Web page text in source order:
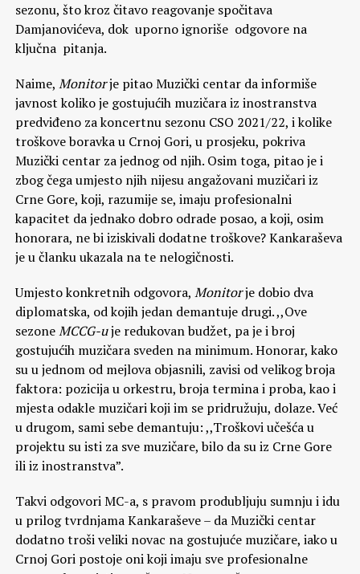
sezonu, što kroz čitavo reagovanje spočitava
Damjanovićeva, dok uporno ignoriše odgovore na
ključna pitanja.
Naime, Monitorje pitao Muzički centar da informiše
javnost koliko je gostujućih muzičara iz inostranstva
predviđeno za koncertnu sezonu CSO 2021/22, i kolike
troškove boravka u Crnoj Gori, u prosjeku, pokriva
Muzički centar za jednog od njih. Osim toga, pitao je i
zbog čega umjesto njih nijesu angažovani muzičari iz
Crne Gore, koji, razumije se, imaju profesionalni
kapacitet da jednako dobro odrade posao, a koji, osim
honorara, ne bi iziskivali dodatne troškove? Kankaraševa
je u članku ukazala na te nelogičnosti.
Umjesto konkretnih odgovora, Monitorje dobio dva
diplomatska, od kojih jedan demantuje drugi. ,,Ove
sezoneMCCG-uje redukovan budžet, pa je i broj
gostujućih muzičara sveden na minimum. Honorar, kako
su u jednom od mejlova objasnili, zavisi od velikog broja
faktora: pozicija u orkestru, broja termina i proba, kao i
mjesta odakle muzičari koji im se pridružuju, dolaze. Već
u drugom, sami sebe demantuju: ,,Troškovi učešća u
projektu su isti za sve muzičare, bilo da su iz Crne Gore
ili iz inostranstva”.
Takvi odgovori MC-a, s pravom produbljuju sumnju i idu
u prilog tvrdnjama Kankaraševe – da Muzički centar
dodatno troši veliki novac na gostujuće muzičare, iako u
Crnoj Gori postoje oni koji imaju sve profesionalne